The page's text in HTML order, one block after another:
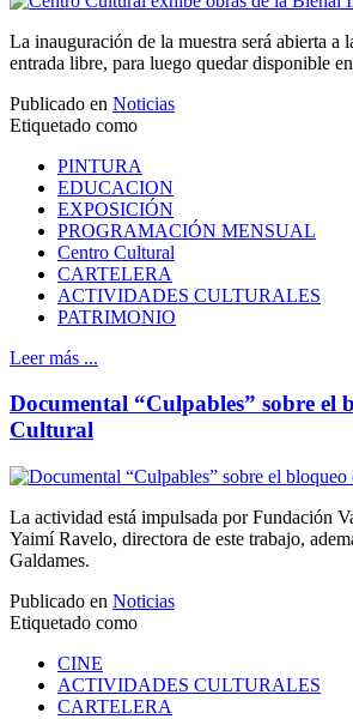
La inauguración de la muestra será abierta
entrada libre, para luego quedar disponible
Publicado en Noticias
Etiquetado como
PINTURA
EDUCACION
EXPOSICIÓN
PROGRAMACIÓN MENSUAL
Centro Cultural
CARTELERA
ACTIVIDADES CULTURALES
PATRIMONIO
Leer más ...
Documental “Culpables” sobre el
Cultural
La actividad está impulsada por Fundación
Yaimí Ravelo, directora de este trabajo,
Galdames.
Publicado en Noticias
Etiquetado como
CINE
ACTIVIDADES CULTURALES
CARTELERA